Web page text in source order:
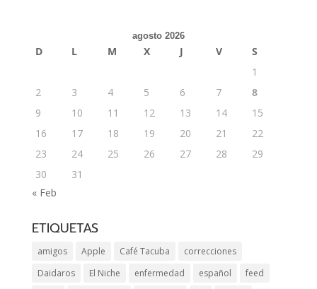
agosto 2026
D L M X J V
S
1
2
3 4 5 6 7
8
9
10 11 12 13 14
15
16
17 18 19 20 21
22
23
24 25 26 27 28
29
30
31
« Feb
ETIQUETAS
amigos Apple Café Tacuba
correcciones
Daidaros
El Niche enfermedad español
feed